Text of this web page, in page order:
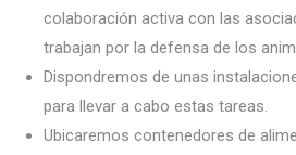
colaboración activa con las
trabajan por la defensa de los
Dispondremos de unas
para llevar a cabo estas tareas.
Ubicaremos contenedores de